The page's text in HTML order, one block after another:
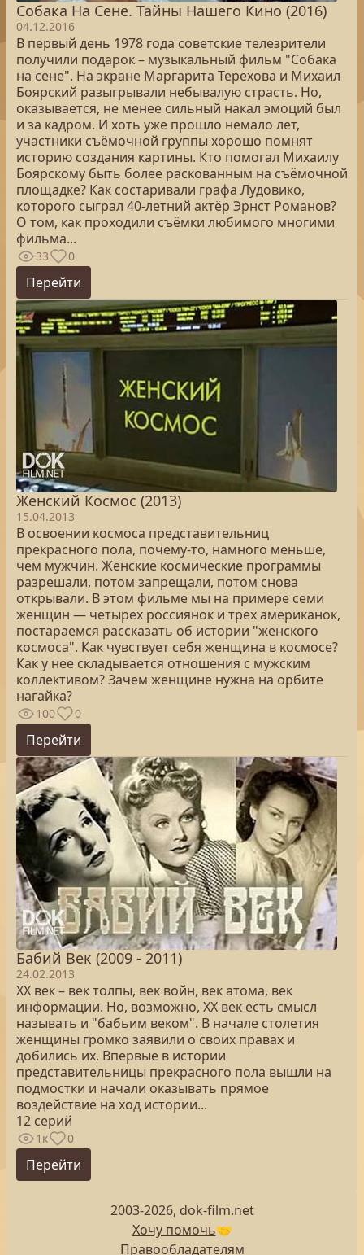
Собака На Сене. Тайны Нашего Кино (2016)
04.12.2016
В первый день 1978 года советские телезрители
получили подарок – музыкальный фильм "Собака
на сене". На экране Маргарита Терехова и Михаил
Боярский разыгрывали небывалую страсть. Но,
оказывается, не менее сильный накал эмоций был
и за кадром. И хоть уже прошло немало лет,
участники съёмочной группы хорошо помнят
историю создания картины. Кто помогал Михаилу
Боярскому быть более раскованным на съёмочной
площадке? Как состаривали графа Лудовико,
которого сыграл 40-летний актёр Эрнст Романов?
О том, как проходили съёмки любимого многими
фильма...
33 0
Перейти
Женский Космос (2013)
15.04.2013
В освоении космоса представительниц
прекрасного пола, почему-то, намного меньше,
чем мужчин. Женские космические программы
разрешали, потом запрещали, потом снова
открывали. В этом фильме мы на примере семи
женщин — четырех россиянок и трех американок,
постараемся рассказать об истории "женского
космоса". Как чувствует себя женщина в космосе?
Как у нее складывается отношения с мужским
коллективом? Зачем женщине нужна на орбите
нагайка?
100 0
Перейти
Бабий Век (2009 - 2011)
24.02.2013
ХХ век – век толпы, век войн, век атома, век
информации. Но, возможно, ХХ век есть смысл
называть и "бабьим веком". В начале столетия
женщины громко заявили о своих правах и
добились их. Впервые в истории
представительницы прекрасного пола вышли на
подмостки и начали оказывать прямое
воздействие на ход истории...
12 серий
1к 0
Перейти
2003-2026, dok-film.net
Хочу помочь🤝
Правообладателям